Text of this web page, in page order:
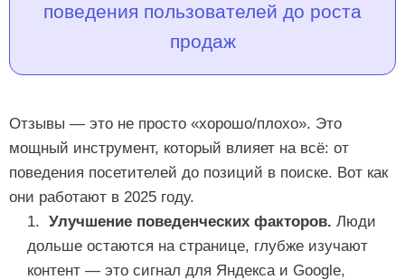
Часто задаваемые вопросы
поведения пользователей до роста
продаж
Отзывы — это не просто «хорошо/плохо». Это
мощный инструмент, который влияет на всё: от
поведения посетителей до позиций в поиске. Вот как
они работают в 2025 году.
Улучшение поведенческих факторов. Люди
дольше остаются на странице, глубже изучают
контент — это сигнал для Яндекса и Google,